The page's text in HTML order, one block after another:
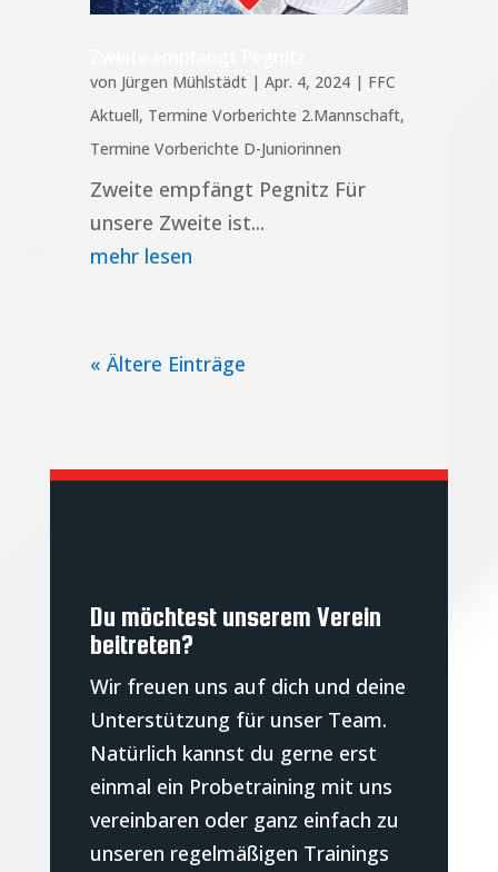
von Jürgen Mühlstädt| Apr. 4, 2024| FFC
Aktuell, Termine Vorberichte 2.Mannschaft,
Termine Vorberichte D-Juniorinnen
Zweite empfängt Pegnitz Für
unsere Zweite ist...
mehr lesen
« Ältere Einträge
Du möchtest unserem Verein
beitreten?
Wir freuen uns auf dich und deine
Unterstützung für unser Team.
Natürlich kannst du gerne erst
einmal ein Probetraining mit uns
vereinbaren oder ganz einfach zu
unseren regelmäßigen Trainings